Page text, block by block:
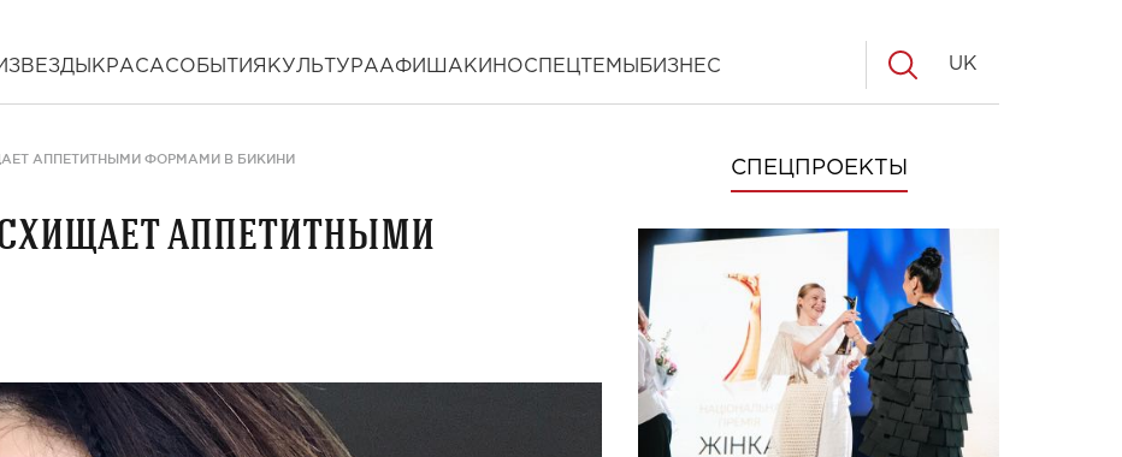
ЗВЕЗДЫ КРАСАСОБЫТИЯ КУЛЬТУРААФИША КИНОСПЕЦТЕМЫ БИЗНЕС UK
АППЕТИТНЫМИ ФОРМАМИ В БИКИНИ
аппетитными
СПЕЦПРОЕКТЫ